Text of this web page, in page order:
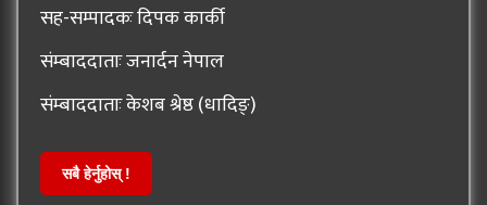
सह-सम्पादकः दिपक कार्की
संम्बाददाताः जनार्दन नेपाल
संम्बाददाताः केशब श्रेष्ठ (धादिङ्)
सबै हेर्नुहोस् !